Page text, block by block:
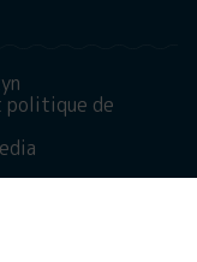
politique de